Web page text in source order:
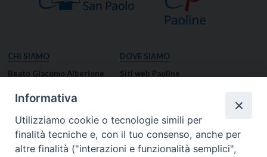
CHI SIAMO
Beato Giacomo Alberione
Venerabile Tecla Merlo
Missione Paolina
Luoghi delle Origini
DOVE SIAMO
Siti web Paoline
Notizie dal governo generale
Notizie in breve
Informativa
Utilizziamo cookie o tecnologie simili per
finalità tecniche e, con il tuo consenso, anche per
altre finalità ("interazioni e funzionalità semplici",